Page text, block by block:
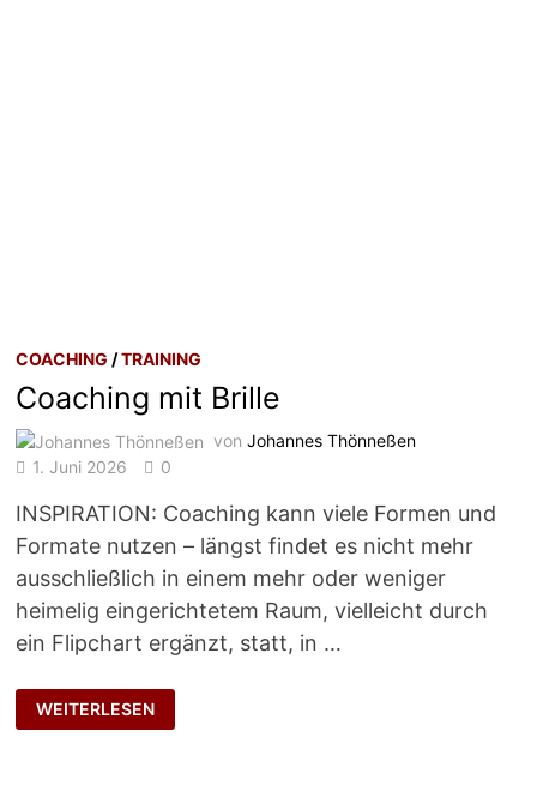
COACHING /TRAINING
Coaching mit Brille
vonJohannes Thönneßen
1. Juni 2026
0
INSPIRATION: Coaching kann viele Formen und
Formate nutzen – längst findet es nicht mehr
ausschließlich in einem mehr oder weniger
heimelig eingerichtetem Raum, vielleicht durch
ein Flipchart ergänzt, statt, in …
COACHING
MIT
BRILLE
WEITERLESEN